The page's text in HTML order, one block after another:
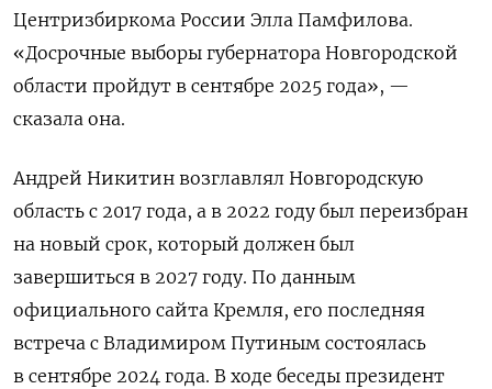
Центризбиркома России Элла Памфилова.
«Досрочные выборы губернатора Новгородской
области пройдут в сентябре 2025 года», —
сказала она.
Андрей Никитин возглавлял Новгородскую
область с 2017 года, а в 2022 году был переизбран
на новый срок, который должен был
завершиться в 2027 году. По данным
официального сайта Кремля, его последняя
встреча с Владимиром Путиным состоялась
в сентябре 2024 года. В ходе беседы президент